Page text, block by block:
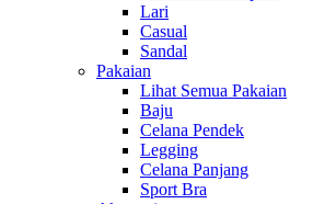
Lari
Casual
Sandal
Pakaian
Lihat Semua Pakaian
Baju
Celana Pendek
Legging
Celana Panjang
Sport Bra